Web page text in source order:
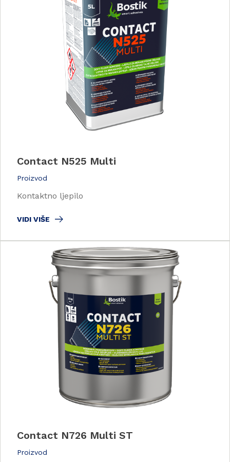
Contact N525 Multi
Proizvod
Kontaktno ljepilo
VIDI VIŠE
Contact N726 Multi ST
Proizvod